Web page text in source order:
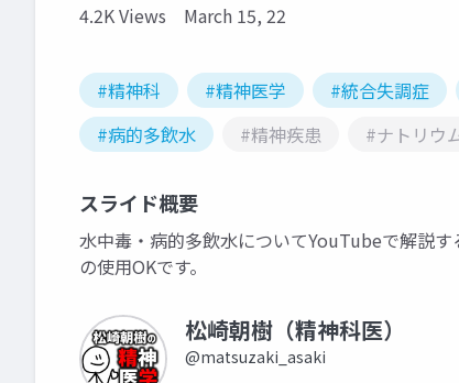
4.2K Views March 15, 22
#精神科 #精神医学 #統合失調症
#病的多飲水
#精神疾患 #ナトリウ
スライド概要
水中毒・病的多飲水についてYouTubeで解説
の使用OKです。
松崎朝樹（精神科医）
@matsuzaki_asaki